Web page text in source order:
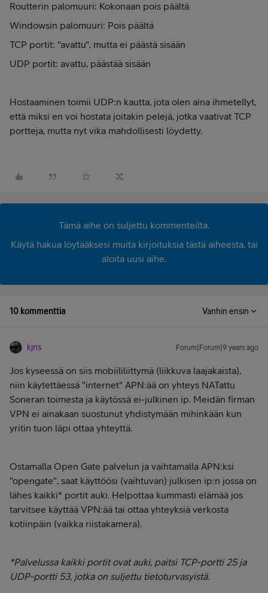
Routterin palomuuri: Kokonaan pois päältä
Windowsin palomuuri: Pois päältä
TCP portit: "avattu", mutta ei päästä sisään
UDP portit: avattu, päästää sisään
Hostaaminen toimii UDP:n kautta, jota olen aina ihmetellyt,
että miksi en voi hostata joitakin pelejä, jotka vaativat TCP
portteja, mutta nyt vika mahdollisesti löydetty.
Tämä aihe on suljettu kommenteilta.
Käytä hakua löytääksesi muita kirjoituksia tästä aiheesta, tai
aloita uusi aihe.
10 kommenttia Vanhin ensin
kjns Forum|Forum|9 years ago
Jos kyseessä on siis mobiililiittymä (liikkuva laajakaista),
niin käytettäessä "internet" APN:ää on yhteys NATattu
Soneran toimesta ja käytössä ei-julkinen ip. Meidän firman
VPN ei ainakaan suostunut yhdistymään mihinkään kun
yritin tuon läpi ottaa yhteyttä.
Ostamalla Open Gate palvelun ja vaihtamalla APN:ksi
"opengate", saat käyttöösi (vaihtuvan) julkisen ip:n jossa on
lähes kaikki* portit auki. Helpottaa kummasti elämää jos
tarvitsee käyttää VPN:ää tai ottaa yhteyksiä verkosta
kotiinpäin (vaikka riistakamera).
*Palvelussa kaikki portit ovat auki, paitsi TCP-portti 25 ja
UDP-portti 53, jotka on suljettu tietoturvasyistä.